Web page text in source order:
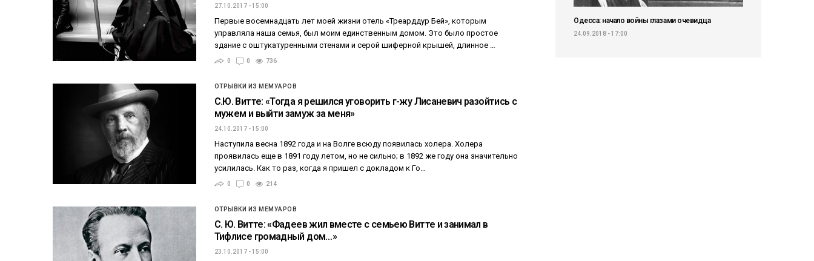
27.10.2017 - 15:00
Первые восемнадцать лет моей жизни отель «Треарддур Бей», которым
управляла наша семья, был моим единственным домом. Это было простое
здание с оштукатуренными стенами и серой шиферной крышей, длинное …
0 0 736
ОТРЫВКИ ИЗ МЕМУАРОВ
С.Ю. Витте: «Тогда я решился уговорить г-жу Лисаневич разойтись с
мужем и выйти замуж за меня»
24.10.2017 - 15:00
Наступила весна 1892 года и на Волге всюду появилась холера. Холера
проявилась еще в 1891 году летом, но не сильно; в 1892 же году она значительно
усилилась. Как то раз, когда я пришел с докладом к Го…
0 0 214
ОТРЫВКИ ИЗ МЕМУАРОВ
С. Ю. Витте: «Фадеев жил вместе с семьею Витте и занимал в
Тифлисе громадный дом…»
23.10.2017 - 15:00
Одесса: начало войны глазами очевидца
24.09.2018 - 17:00